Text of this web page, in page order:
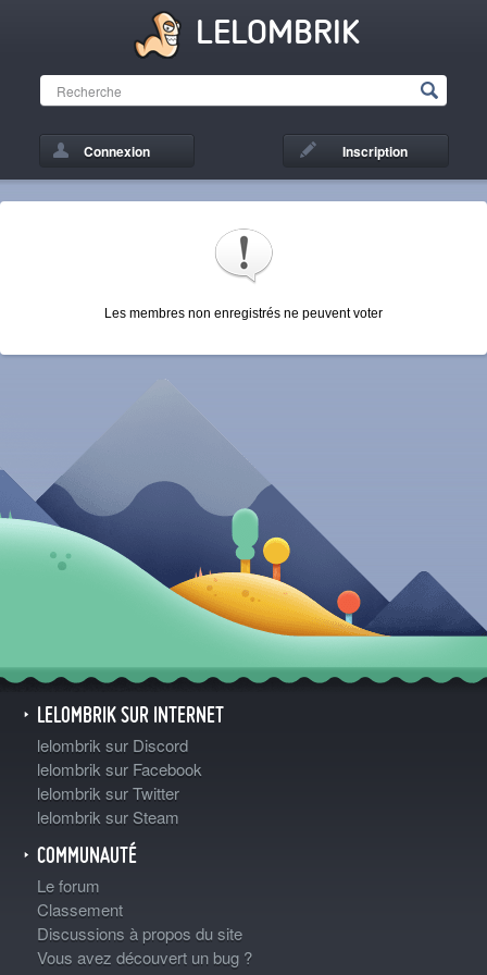
LELOMBRIK
Connexion Inscription
Les membres non enregistrés ne peuvent voter
LELOMBRIK SUR INTERNET
lelombrik sur Discord
lelombrik sur Facebook
lelombrik sur Twitter
lelombrik sur Steam
COMMUNAUTÉ
Le forum
Classement
Discussions à propos du site
Vous avez découvert un bug ?